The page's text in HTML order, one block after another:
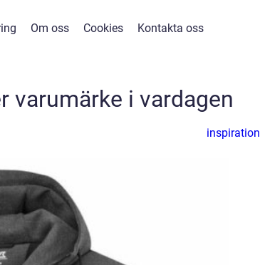
Om oss Cookies Kontakta oss
varumärke i vardagen
inspiration